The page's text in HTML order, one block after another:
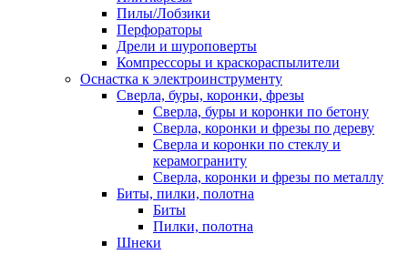
Пилы/Лобзики
Перфораторы
Дрели и шуроповерты
Компрессоры и краскораспылители
Оснастка к электроинструменту
Сверла, буры, коронки, фрезы
Сверла, буры и коронки по бетону
Сверла, коронки и фрезы по дереву
Сверла и коронки по стеклу и
керамограниту
Сверла, коронки и фрезы по металлу
Биты, пилки, полотна
Биты
Пилки, полотна
Шнеки